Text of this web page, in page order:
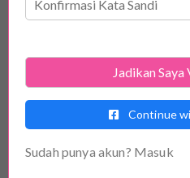
Jadikan
Continue
Sudah punya akun? Masuk